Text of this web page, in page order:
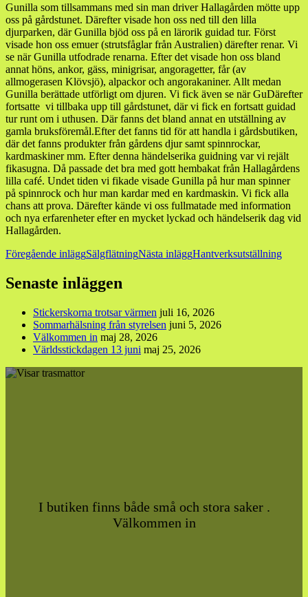
Gunilla som tillsammans med sin man driver Hallagården mötte upp
oss på gårdstunet. Därefter visade hon oss ned till den lilla
djurparken, där Gunilla bjöd oss på en lärorik guidad tur. Först
visade hon oss emuer (strutsfåglar från Australien) därefter renar. Vi
se när Gunilla utfodrade renarna. Efter det visade hon oss bland
annat höns, ankor, gäss, minigrisar, angoragetter, får (av
allmogerasen Klövsjö), alpackor och angorakaniner. Allt medan
Gunilla berättade utförligt om djuren. Vi fick även se när GuDärefter
fortsatte vi tillbaka upp till gårdstunet, där vi fick en fortsatt guidad
tur runt om i uthusen. Där fanns det bland annat en utställning av
gamla bruksföremål.Efter det fanns tid för att handla i gårdsbutiken,
där det fanns produkter från gårdens djur samt spinnrockar,
kardmaskiner mm. Efter denna händelserika guidning var vi rejält
fikasugna. Då passade det bra med gott hembakat från Hallagårdens
lilla café. Undet tiden vi fikade visade Gunilla på hur man spinner
på spinnrock och hur man kardar med en kardmaskin. Vi fick alla
chans att prova. Därefter kände vi oss fullmatade med information
och nya erfarenheter efter en mycket lyckad och händelserik dag vid
Hallagården.
Inläggsnavigering
Föregående inläggSälgflätningNästa inläggHantverksutställning
Senaste inläggen
Stickerskorna trotsar värmen juli 16, 2026
Sommarhälsning från styrelsen juni 5, 2026
Välkommen in maj 28, 2026
Världsstickdagen 13 juni maj 25, 2026
I butiken finns både små och stora saker .
Välkommen in